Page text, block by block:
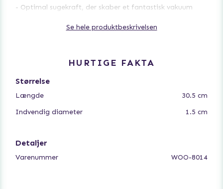
- Optimal sugekraft, der skaber et fantastisk vakuum
- Blodgennemstrømningen resulterer i en utrolig
- Pump op til ønsket tryk
- Samlet længde 30,5 cm, cylinderlængde 7,6 cm og
indvendig diameter 1,5 cm
Temptasia Beginners' Clitoral Pump er et produkt fra det
Se hele produktbeskrivelsen
HURTIGE FAKTA
Størrelse
Længde
30.5 cm
Indvendig diameter
1.5 cm
Detaljer
Varenummer WOO-8014